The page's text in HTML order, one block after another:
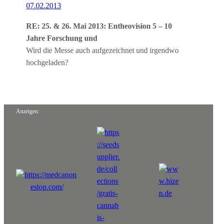
07.02.2013
RE: 25. & 26. Mai 2013: Entheovision 5 – 10
Jahre Forschung und
Wird die Messe auch aufgezeichnet und irgendwo
hochgeladen?
Anzeigen: